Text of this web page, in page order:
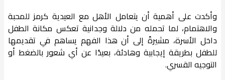
وأكدت على أهمية أن يتعامل الأهل مع العيدية كرمز للمحبة
والاهتمام، لما تحمله من دلالة وجدانية تعكس مكانة الطفل
داخل الأسرة، مشيرةً إلى أن هذا الفهم يساهم في تقديمها
للطفل بطريقة إيجابية وهادئة، بعيدًا عن أي شعور بالضغط أو
التوجيه القسري.